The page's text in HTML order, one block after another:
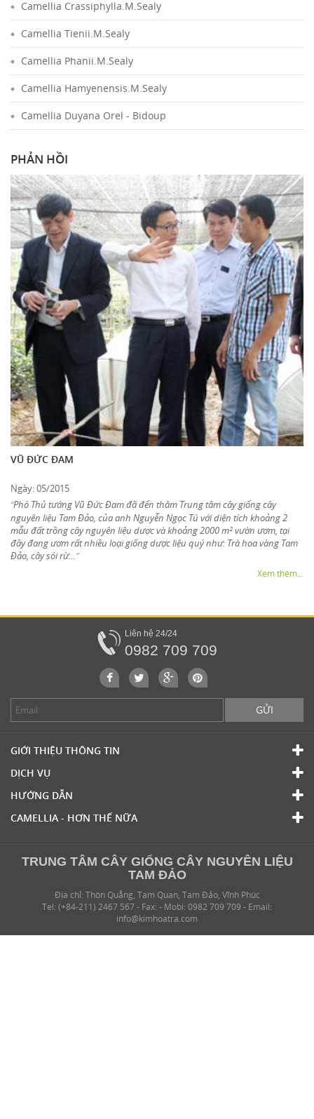
Camellia Crassiphylla.M.Sealy
Camellia Tienii.M.Sealy
Camellia Phanii.M.Sealy
Camellia Hamyenensis.M.Sealy
Camellia Duyana Orel - Bidoup
PHẢN HỒI
VŨ ĐỨC ĐAM
Ngày: 05/2015
“Phó Thủ tướng Vũ Đức Đam đã đến thăm Trung tâm cây giống cây
nguyên liệu Tam Đảo, của anh Nguyễn Ngọc Tú với diện tích khoảng 2
mẫu đất trồng cây nguyên liệu dược và khoảng 2000 m² vườn ươm, tại
đây đang ươm rất nhiều loại giống dược liệu quý như: Trà hoa vàng Tam
Đảo, cây sói rừ… ”
Xem thêm...
Liên hệ 24/24
0982 709 709
GỬI
GIỚI THIỆU THÔNG TIN
DỊCH VỤ
HƯỚNG DẪN
CAMELLIA - HƠN THẾ NỮA
TRUNG TÂM CÂY GIỐNG CÂY NGUYÊN LIỆU
TAM ĐẢO
Địa chỉ: Thôn Quẵng, Tam Quan, Tam Đảo, Vĩnh Phúc
Tel: (+84-211) 2467 567 - Fax: - Mobi: 0982 709 709 - Email:
info@kimhoatra.com